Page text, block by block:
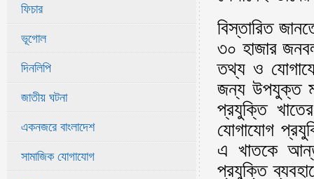
বিস্তারিত
৩০ হাজার
তথ্য ও
জন্য উপযুক্ত
প্রযুক্তি
যোগাযোগ
এ খাতকে
প্রযুক্তি
ফিচার
ভূগোল
দিনলিপি
জাতীয় ঘটনা
একনজরে বাংলাদেশ
সামাজিক যোগাযোগ